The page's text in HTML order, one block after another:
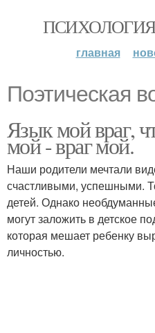
главная
Поэтическая
Язык мой враг,
мой - враг мой.
Наши родители мечтали
счастливыми, успешными.
детей. Однако
могут заложить в детское
которая мешает ребенку
личностью.